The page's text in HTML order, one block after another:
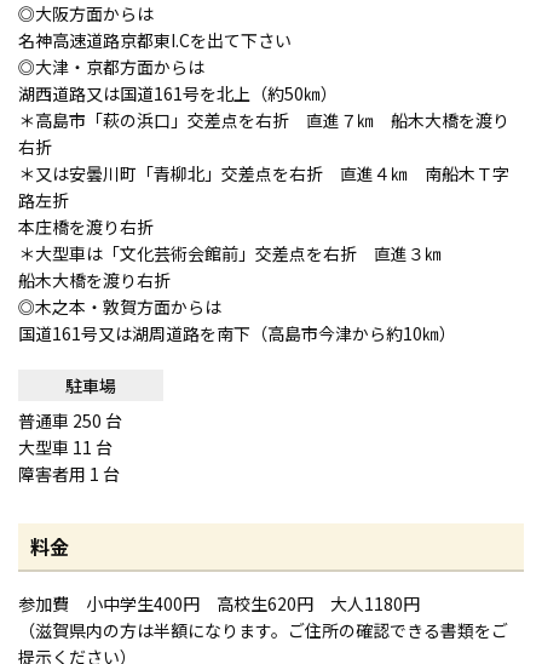
◎大阪方面からは
名神高速道路京都東I.Cを出て下さい
◎大津・京都方面からは
湖西道路又は国道161号を北上（約50㎞）
＊高島市「萩の浜口」交差点を右折 直進７㎞ 船木大橋を渡り
右折
＊又は安曇川町「青柳北」交差点を右折 直進４㎞ 南船木Ｔ字
路左折
本庄橋を渡り右折
＊大型車は「文化芸術会館前」交差点を右折 直進３㎞
船木大橋を渡り右折
◎木之本・敦賀方面からは
国道161号又は湖周道路を南下（高島市今津から約10㎞）
駐車場
普通車 250 台
大型車 11 台
障害者用 1 台
料金
参加費 小中学生400円 高校生620円 大人1180円
（滋賀県内の方は半額になります。ご住所の確認できる書類をご
提示ください）